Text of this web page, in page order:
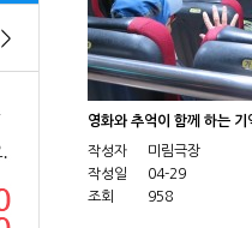
＞
영화와 추억이 함께 하는
작성자
미림극장
작성일
04-29
조회
958